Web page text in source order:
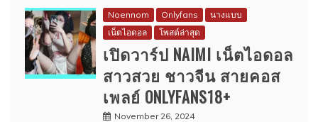
Noennom Onlyfans
นางแบบ
เน็ตไอดอล
โพสต์ล่าสุด
เปิดวาร์ป NAIMI เน็ตไอดอล
สาวสวย ชาวจีน สายคอส
เพลย์ ONLYFANS18+
November 26, 2024